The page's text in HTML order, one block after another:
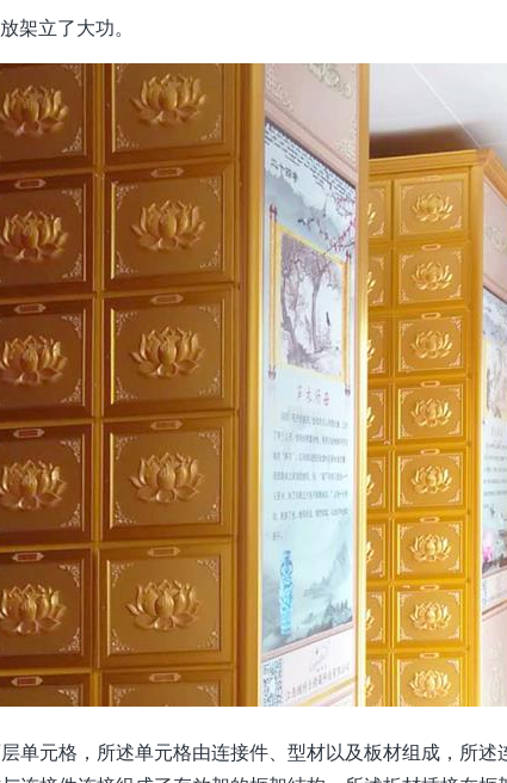
架立了大功。
单元格，所述单元格由连接件、型材以及板材组成，所